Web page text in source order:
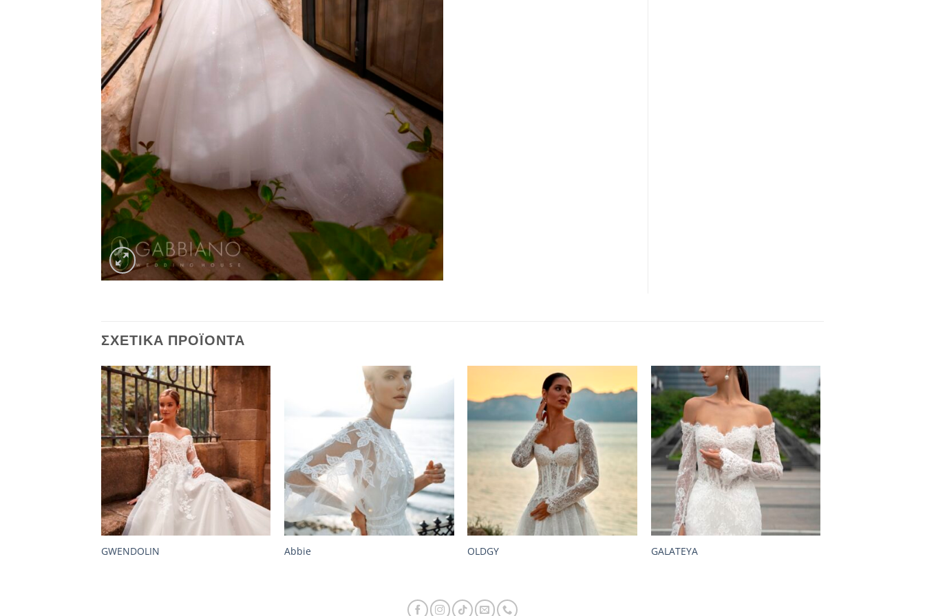
ΣΧΕΤΙΚΆ ΠΡΟΪΌΝΤΑ
GWENDOLIN Abbie OLDGY GALATEYA